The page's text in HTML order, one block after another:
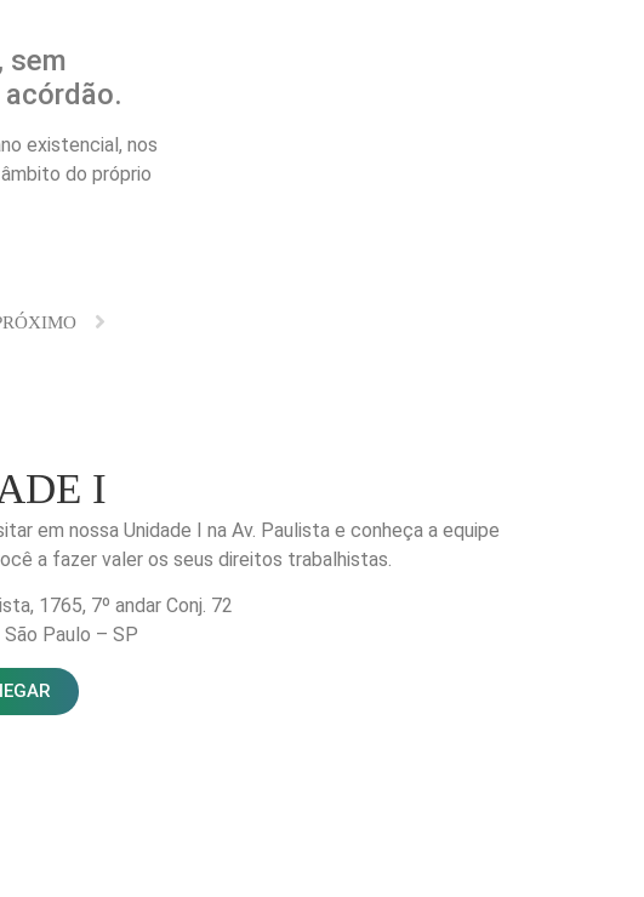
sem
existencial, nos
do próprio
I
em nossa Unidade I na Av. Paulista e conheça a equipe
a fazer valer os seus direitos trabalhistas.
1765, 7º andar Conj. 72
Paulo – SP